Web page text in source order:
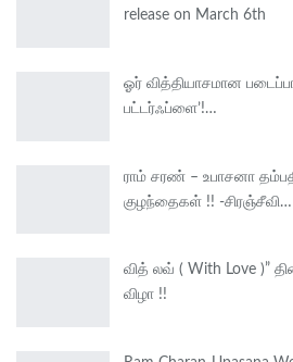
release on March 6th
ஓர் வித்தியாசமான
பட்டர்ஃப்ளை’!…
ராம் சரண் – உபாசனா
குழந்தைகள் !! -சிரஞ்சீவி…
வித் லவ் ( With Love )”
விழா !!